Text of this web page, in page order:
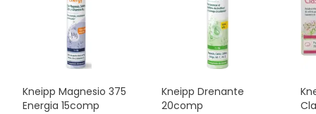
Kneipp Magnesio 375
Energia 15comp
Kneipp Drenante
20comp